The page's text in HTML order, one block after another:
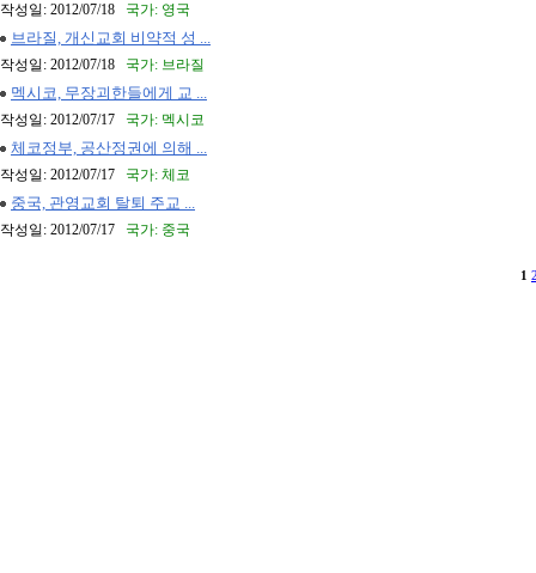
작성일: 2012/07/18 국가: 영국
브라질, 개신교회 비약적 성 ...
작성일: 2012/07/18 국가: 브라질
멕시코, 무장괴한들에게 교 ...
작성일: 2012/07/17 국가: 멕시코
체코정부, 공산정권에 의해 ...
작성일: 2012/07/17 국가: 체코
중국, 관영교회 탈퇴 주교 ...
작성일: 2012/07/17 국가: 중국
1